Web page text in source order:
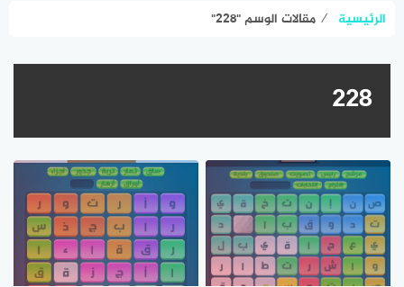
الرئيسية ⁄ مقالات الوسم "٢٢٨"
٢٢٨